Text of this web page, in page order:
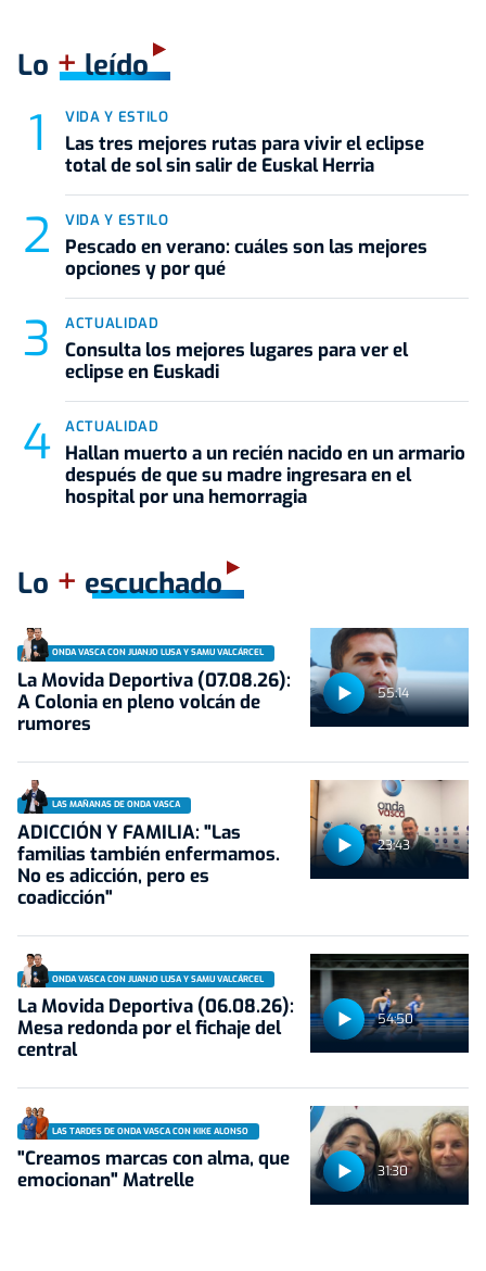
Lo +leído
VIDA Y ESTILO
Las tres mejores rutas para vivir el eclipse
total de sol sin salir de Euskal Herria
VIDA Y ESTILO
Pescado en verano: cuáles son las mejores
opciones y por qué
ACTUALIDAD
Consulta los mejores lugares para ver el
eclipse en Euskadi
ACTUALIDAD
Hallan muerto a un recién nacido en un armario
después de que su madre ingresara en el
hospital por una hemorragia
Lo + escuchado
55:14
ONDA VASCA CON JUANJO LUSA Y SAMU VALCÁRCEL
La Movida Deportiva (07.08.26):
A Colonia en pleno volcán de
rumores
23:43
LAS MAÑANAS DE ONDA VASCA
ADICCIÓN Y FAMILIA: "Las
familias también enfermamos.
No es adicción, pero es
coadicción"
54:50
ONDA VASCA CON JUANJO LUSA Y SAMU VALCÁRCEL
La Movida Deportiva (06.08.26):
Mesa redonda por el fichaje del
central
31:30
LAS TARDES DE ONDA VASCA CON KIKE ALONSO
"Creamos marcas con alma, que
emocionan" Matrelle